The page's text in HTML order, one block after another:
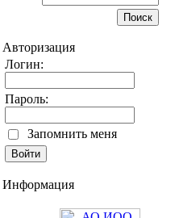
Авторизация
Логин:
Пароль:
Запомнить меня
Информация